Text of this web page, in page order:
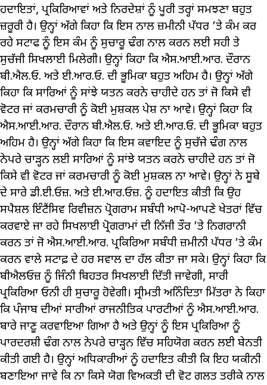
ਹਦਾਇਤਾਂ, ਪ੍ਰਕਿਰਿਆਵਾਂ ਅਤੇ ਨਿਰਦੇਸ਼ਾਂ ਨੂੰ ਪੂਰੀ ਤਰ੍ਹਾਂ ਸਮਝਣਾ ਬਹੁਤ
ਜ਼ਰੂਰੀ ਹੈ। ਉਨ੍ਹਾਂ ਅੱਗੇ ਕਿਹਾ ਕਿ ਇਸ ਨਾਲ ਜ਼ਮੀਨੀ ਪੱਧਰ ’ਤੇ ਕੰਮ ਕਰ
ਰਹੇ ਸਟਾਫ ਨੂੰ ਇਸ ਕੰਮ ਨੂੰ ਸੁਚਾਰੂ ਢੰਗ ਨਾਲ ਕਰਨ ਲਈ ਸਹੀ ਤੇ
ਸੁਚੱਜੀ ਸਿਖਲਾਈ ਮਿਲੇਗੀ। ਉਨ੍ਹਾਂ ਕਿਹਾ ਕਿ ਐਸ.ਆਈ.ਆਰ. ਦੌਰਾਨ
ਬੀ.ਐਲ.ਓ. ਅਤੇ ਈ.ਆਰ.ਓ. ਦੀ ਭੂਮਿਕਾ ਬਹੁਤ ਅਹਿਮ ਹੈ। ਉਨ੍ਹਾਂ ਅੱਗੇ
ਕਿਹਾ ਕਿ ਸਾਰਿਆਂ ਨੂੰ ਸਾਂਝੇ ਯਤਨ ਕਰਨੇ ਚਾਹੀਦੇ ਹਨ ਤਾਂ ਜੋ ਕਿਸੇ ਵੀ
ਵੋਟਰ ਜਾਂ ਕਰਮਚਾਰੀ ਨੂੰ ਕੋਈ ਮੁਸ਼ਕਲ ਪੇਸ਼ ਨਾ ਆਵੇ। ਉਨ੍ਹਾਂ ਕਿਹਾ ਕਿ
ਐਸ.ਆਈ.ਆਰ. ਦੌਰਾਨ ਬੀ.ਐਲ.ਓ. ਅਤੇ ਈ.ਆਰ.ਓ. ਦੀ ਭੂਮਿਕਾ ਬਹੁਤ
ਅਹਿਮ ਹੈ। ਉਨ੍ਹਾਂ ਅੱਗੇ ਕਿਹਾ ਕਿ ਇਸ ਕਵਾਇਦ ਨੂੰ ਸੁਚੱਜੇ ਢੰਗ ਨਾਲ
ਨੇਪਰੇ ਚਾੜ੍ਹਨ ਲਈ ਸਾਰਿਆਂ ਨੂੰ ਸਾਂਝੇ ਯਤਨ ਕਰਨੇ ਚਾਹੀਦੇ ਹਨ ਤਾਂ ਜੋ
ਕਿਸੇ ਵੀ ਵੋਟਰ ਜਾਂ ਕਰਮਚਾਰੀ ਨੂੰ ਕੋਈ ਮੁਸ਼ਕਲ ਨਾ ਆਵੇ। ਉਨ੍ਹਾਂ ਨੇ ਸੂਬੇ
ਦੇ ਸਾਰੇ ਡੀ.ਈ.ਓਜ਼. ਅਤੇ ਈ.ਆਰ.ਓਜ਼. ਨੂੰ ਹਦਾਇਤ ਕੀਤੀ ਕਿ ਉਹ
ਸਪੈਸ਼ਲ ਇੰਟੈਂਸਿਵ ਰਿਵੀਜ਼ਨ ਪ੍ਰੋਗਰਾਮ ਸਬੰਧੀ ਆਪੋ-ਆਪਣੇ ਖੇਤਰਾਂ ਵਿੱਚ
ਕਰਵਾਏ ਜਾ ਰਹੇ ਸਿਖਲਾਈ ਪ੍ਰੋਗਰਾਮਾਂ ਦੀ ਨਿੱਜੀ ਤੌਰ ’ਤੇ ਨਿਗਰਾਨੀ
ਕਰਨ ਤਾਂ ਜੋ ਐਸ.ਆਈ.ਆਰ. ਪ੍ਰਕਿਰਿਆ ਸਬੰਧੀ ਜ਼ਮੀਨੀ ਪੱਧਰ ’ਤੇ ਕੰਮ
ਕਰਨ ਵਾਲੇ ਸਟਾਫ਼ ਦੇ ਹਰ ਸਵਾਲ ਦਾ ਹੱਲ ਕੀਤਾ ਜਾ ਸਕੇ। ਉਨ੍ਹਾਂ ਕਿਹਾ ਕਿ
ਬੀਐਲਓਜ਼ ਨੂੰ ਜਿੰਨੀ ਬਿਹਤਰ ਸਿਖਲਾਈ ਦਿੱਤੀ ਜਾਵੇਗੀ, ਸਾਰੀ
ਪ੍ਰਕਿਰਿਆ ਓਨੀ ਹੀ ਸੁਚਾਰੂ ਹੋਵੇਗੀ। ਸ੍ਰੀਮਤੀ ਅਨਿੰਦਿਤਾ ਮਿੱਤਰਾ ਨੇ ਕਿਹਾ
ਕਿ ਪੰਜਾਬ ਦੀਆਂ ਸਾਰੀਆਂ ਰਾਜਨੀਤਿਕ ਪਾਰਟੀਆਂ ਨੂੰ ਐਸ.ਆਈ.ਆਰ.
ਬਾਰੇ ਜਾਣੂ ਕਰਵਾਇਆ ਗਿਆ ਹੈ ਅਤੇ ਉਨ੍ਹਾਂ ਨੂੰ ਇਸ ਪ੍ਰਕਿਰਿਆ ਨੂੰ
ਪਾਰਦਰਸ਼ੀ ਢੰਗ ਨਾਲ ਨੇਪਰੇ ਚਾੜ੍ਹਨ ਵਿੱਚ ਸਹਿਯੋਗ ਕਰਨ ਲਈ ਬੇਨਤੀ
ਕੀਤੀ ਗਈ ਹੈ। ਉਨ੍ਹਾਂ ਅਧਿਕਾਰੀਆਂ ਨੂੰ ਹਦਾਇਤ ਕੀਤੀ ਕਿ ਇਹ ਯਕੀਨੀ
ਬਣਾਇਆ ਜਾਵੇ ਕਿ ਨਾ ਕਿਸੇ ਯੋਗ ਵਿਅਕਤੀ ਦੀ ਵੋਟ ਗਲਤ ਤਰੀਕੇ ਨਾਲ